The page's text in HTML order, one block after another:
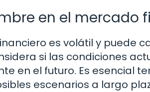
en el mercado
es volátil y puede
si las condiciones
en el futuro. Es esencial
escenarios a largo